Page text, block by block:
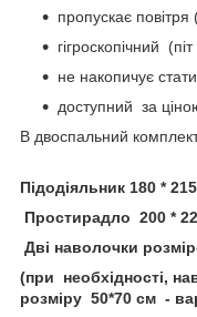
пропускає повітря
гігроскопічний
не накопичує
доступний за
В
Підодіяльник 180 *
Простирадло 200 *
Дві наволочки
(при необхідності,
розміру 50*70 см -